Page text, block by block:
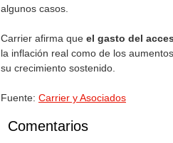
algunos casos.
Carrier afirma que el gasto del
la inflación real como de los
su crecimiento sostenido.
Fuente: Carrier y Asociados
Comentarios